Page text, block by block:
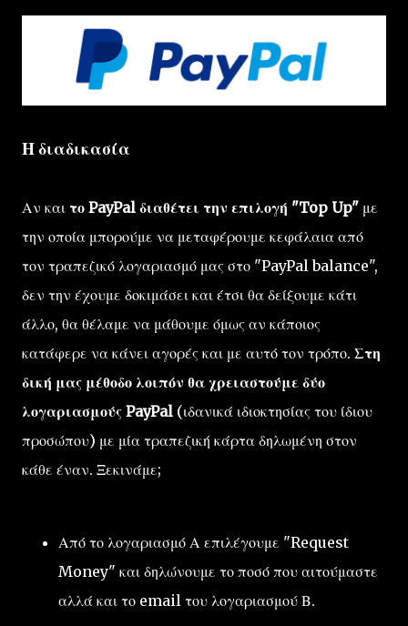
Η διαδικασία
Αν και το PayPal διαθέτει την επιλογή "Top Up" με
την οποία μπορούμε να μεταφέρουμε κεφάλαια από
τον τραπεζικό λογαριασμό μας στο "PayPal balance",
δεν την έχουμε δοκιμάσει και έτσι θα δείξουμε κάτι
άλλο, θα θέλαμε να μάθουμε όμως αν κάποιος
κατάφερε να κάνει αγορές και με αυτό τον τρόπο. Στη
δική μας μέθοδο λοιπόν θα χρειαστούμε δύο
λογαριασμούς PayPal (ιδανικά ιδιοκτησίας του ίδιου
προσώπου) με μία τραπεζική κάρτα δηλωμένη στον
κάθε έναν. Ξεκινάμε;
Από το λογαριασμό Α επιλέγουμε "Request
Money" και δηλώνουμε το ποσό που αιτούμαστε
αλλά και το email του λογαριασμού Β.